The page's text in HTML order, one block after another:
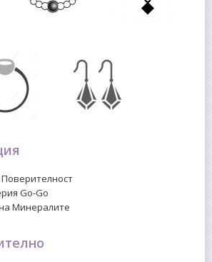
Go-Go
Минералите